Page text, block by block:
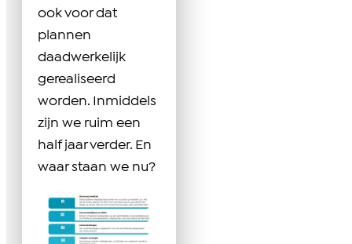
ook voor dat
plannen
daadwerkelijk
gerealiseerd
worden. Inmiddels
zijn we ruim een
half jaar verder. En
waar staan we nu?